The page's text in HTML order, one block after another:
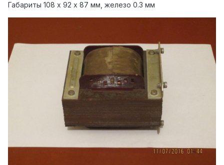
Габариты 108 х 92 х 87 мм, железо 0.3 мм